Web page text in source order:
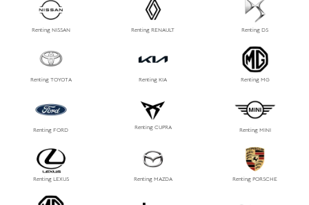
Renting NISSAN Renting RENAULT Renting DS
Renting TOYOTA Renting KIA Renting MG
Renting FORD Renting CUPRA Renting MINI
Renting LEXUS Renting MAZDA Renting PORSCHE